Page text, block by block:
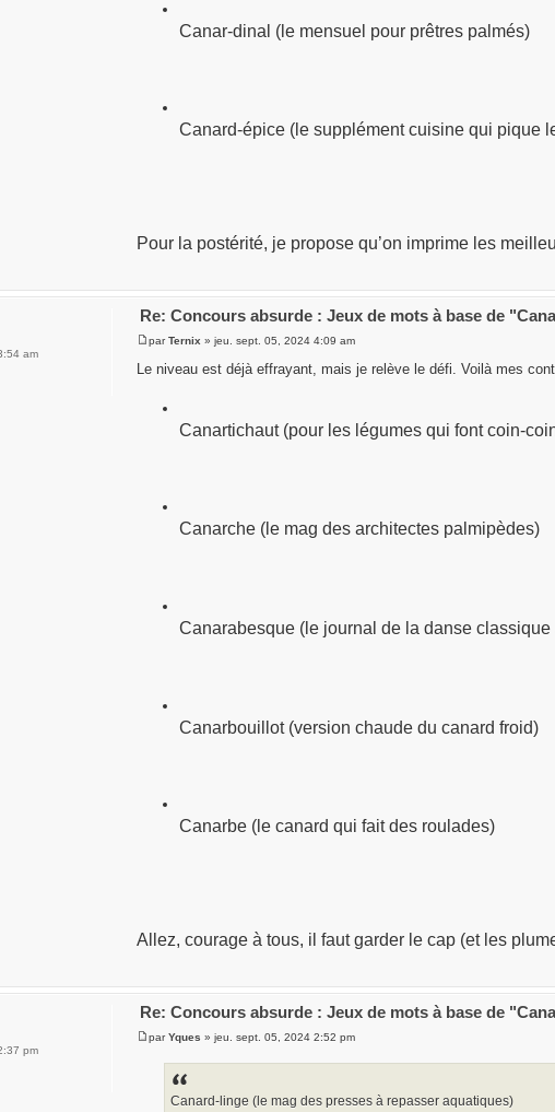
Canar-dinal (le mensuel pour prêtres palmés)
Canard-épice (le supplément cuisine qui pique
Pour la postérité, je propose qu’on imprime les
Re: Concours absurde : Jeux de mots à base de
parTernix » jeu. sept. 05, 2024 4:09 am
Le niveau est déjà effrayant, mais je relève le défi. Voilà mes
Canartichaut (pour les légumes qui font coin-
Canarche (le mag des architectes palmipèdes)
Canarabesque (le journal de la danse classique
Canarbouillot (version chaude du canard froid)
Canarbe (le canard qui fait des roulades)
Allez, courage à tous, il faut garder le cap (et les
am
Re: Concours absurde : Jeux de mots à base de
parYques » jeu. sept. 05, 2024 2:52 pm
Canard-linge (le mag des presses à repasser aquatiques)
pm